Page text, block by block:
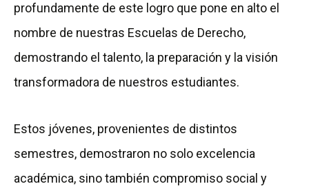
profundamente de este logro que pone en alto el
nombre de nuestras Escuelas de Derecho,
demostrando el talento, la preparación y la visión
transformadora de nuestros estudiantes.
Estos jóvenes, provenientes de distintos
semestres, demostraron no solo excelencia
académica, sino también compromiso social y